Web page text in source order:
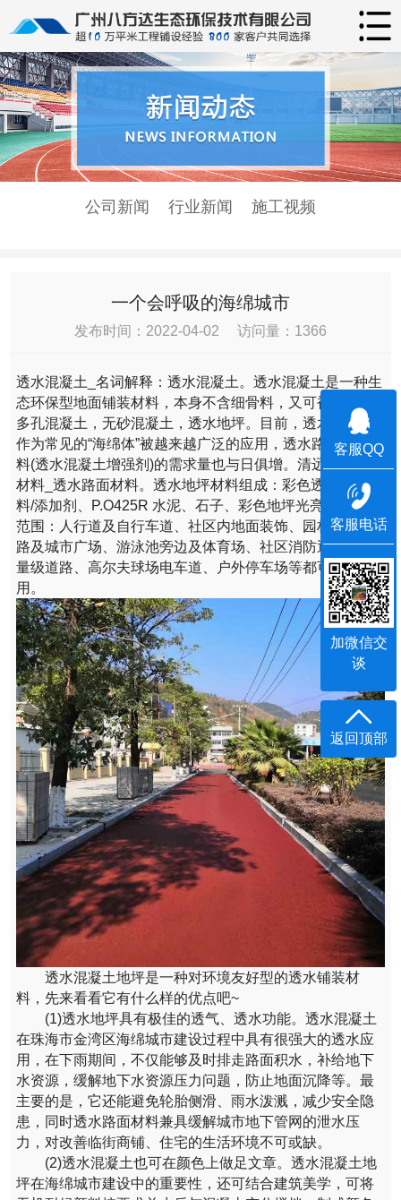
客服QQ
客服电话
加微信交
谈
返回顶部
公司新闻 行业新闻 施工视频
一个会呼吸的海绵城市
发布时间：2022-04-02 访问量：1366
透水混凝土_名词解释：透水混凝土。透水混凝土是一种生
态环保型地面铺装材料，本身不含细骨料，又可被称为：
多孔混凝土，无砂混凝土，透水地坪。目前，透水混凝土
作为常见的“海绵体”被越来越广泛的应用，透水路面铺装材
料(透水混凝土增强剂)的需求量也与日俱增。清远透水路面
材料_透水路面材料。透水地坪材料组成：彩色透水固化
料/添加剂、P.O425R 水泥、石子、彩色地坪光亮剂。适用
范围：人行道及自行车道、社区内地面装饰、园林景观道
路及城市广场、游泳池旁边及体育场、社区消防通道及轻
量级道路、高尔夫球场电车道、户外停车场等都可以使
用。
透水混凝土地坪是一种对环境友好型的透水铺装材
料，先来看看它有什么样的优点吧~
(1)透水地坪具有极佳的透气、透水功能。透水混凝土
在珠海市金湾区海绵城市建设过程中具有很强大的透水应
用，在下雨期间，不仅能够及时排走路面积水，补给地下
水资源，缓解地下水资源压力问题，防止地面沉降等。最
主要的是，它还能避免轮胎侧滑、雨水泼溅，减少安全隐
患，同时透水路面材料兼具缓解城市地下管网的泄水压
力，对改善临街商铺、住宅的生活环境不可或缺。
(2)透水混凝土也可在颜色上做足文章。透水混凝土地
坪在海绵城市建设中的重要性，还可结合建筑美学，可将